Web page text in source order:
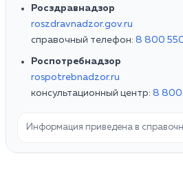
Росздравнадзор
roszdravnadzor.gov.ru
справочный телефон: 8 800
Роспотребнадзор
rospotrebnadzor.ru
консультационный центр: 8 800
Информация приведена в